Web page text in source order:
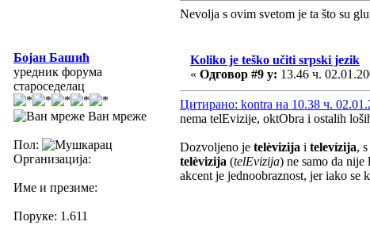
Nevolja s ovim svetom je ta što su
Бојан Башић
уредник форума
староседелац
Ван мреже
Пол:
Организација:
Име и презиме:
Поруке: 1.611
Koliko je teško učiti srpski jezik
« Одговор #9 у: 13.46 ч.
Цитирано: kontra на 10.38 ч.
nema telEvizije, oktObra i ostalih
Dozvoljeno je telèvizija i televízija,
telèvizija (telEvizija) ne samo da nije
akcent je jednoobraznost, jer iako se